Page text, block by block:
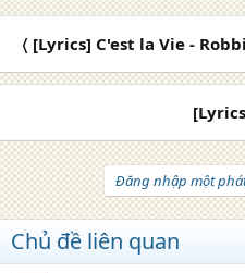
〈 [Lyrics] C'est la Vie -
Đăng nhập một
Chủ đề liên quan